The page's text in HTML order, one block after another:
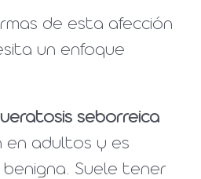
de esta afección
un enfoque
seborreica
en adultos y es
Suele tener